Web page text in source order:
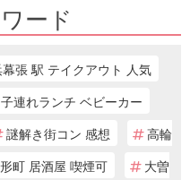
ード
張 駅 テイクアウト 人気
連れランチ ベビーカー
謎解き街コン 感想
高輪
町 居酒屋 喫煙可
大曽